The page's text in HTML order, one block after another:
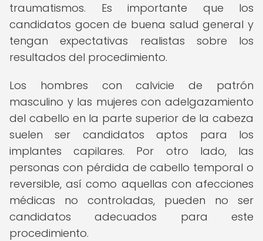
traumatismos. Es importante que los
candidatos gocen de buena salud general y
tengan expectativas realistas sobre los
resultados del procedimiento.
Los hombres con calvicie de patrón
masculino y las mujeres con adelgazamiento
del cabello en la parte superior de la cabeza
suelen ser candidatos aptos para los
implantes capilares. Por otro lado, las
personas con pérdida de cabello temporal o
reversible, así como aquellas con afecciones
médicas no controladas, pueden no ser
candidatos adecuados para este
procedimiento.